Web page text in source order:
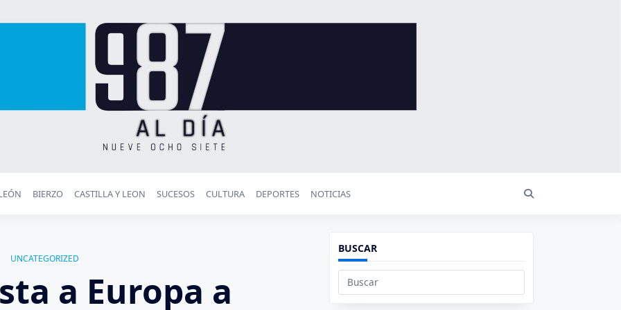
BIERZO CASTILLA Y LEON SUCESOS CULTURA DEPORTES NOTICIAS
UNCATEGORIZED
a Europa a
BUSCAR
Buscar: